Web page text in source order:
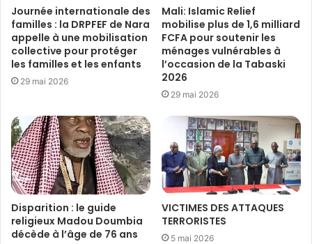
Journée internationale des
familles : la DRPFEF de Nara
appelle à une mobilisation
collective pour protéger
les familles et les enfants
29 mai 2026
Mali: Islamic Relief
mobilise plus de 1,6 milliard
FCFA pour soutenir les
ménages vulnérables à
l’occasion de la Tabaski
2026
29 mai 2026
Disparition : le guide
religieux Madou Doumbia
décède à l’âge de 76 ans
VICTIMES DES ATTAQUES
TERRORISTES
5 mai 2026